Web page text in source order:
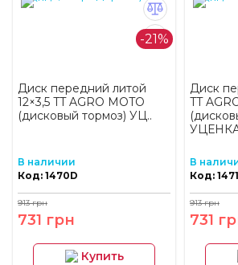
-21%
Диск передний литой
12×3,5 TT AGRO MOTO
(дисковый тормоз) УЦ..
В наличии
Код: 1470D
731 грн
913 грн
Купить
Диск
TT
В
Код:
731
913 грн